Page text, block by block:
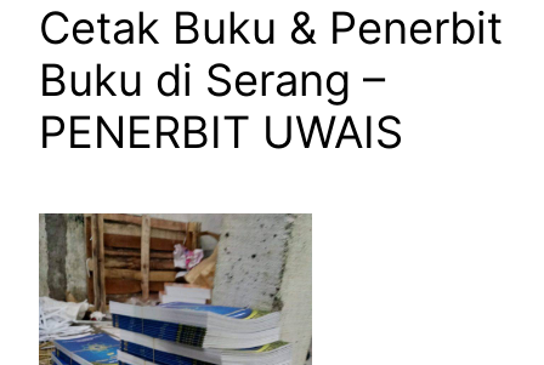
Cetak Buku & Penerbit
Buku di Serang –
PENERBIT UWAIS